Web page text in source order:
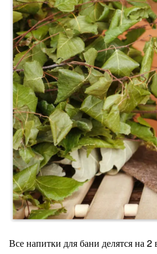
Все напитки для бани делятся на 2